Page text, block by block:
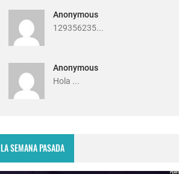
Anonymous
129356235...
Anonymous
Hola ...
LA SEMANA PASADA